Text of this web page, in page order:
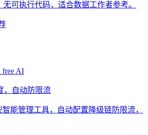
可执行代码，适合数据工作者参考。
free AI
，自动防限流
智能管理工具，自动配置降级链防限流，